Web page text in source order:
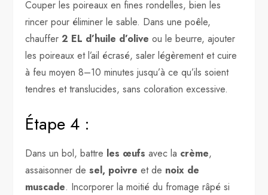
Couper les poireaux en fines rondelles, bien les
rincer pour éliminer le sable. Dans une poêle,
chauffer2 EL d’huile d’olive ou le beurre, ajouter
les poireaux et l’ail écrasé, saler légèrement et cuire
à feu moyen 8–10 minutes jusqu’à ce qu’ils soient
tendres et translucides, sans coloration excessive.
Étape 4 :
Dans un bol, battre les œufs avec la crème,
assaisonner desel, poivre et de noix de
muscade. Incorporer la moitié du fromage râpé si